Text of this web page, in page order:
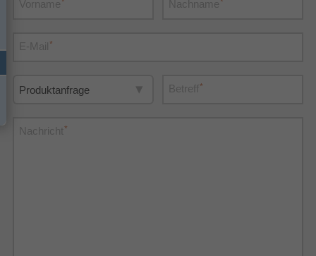
Vorname* Nachname*
E-Mail*
Betreff*
Nachricht*